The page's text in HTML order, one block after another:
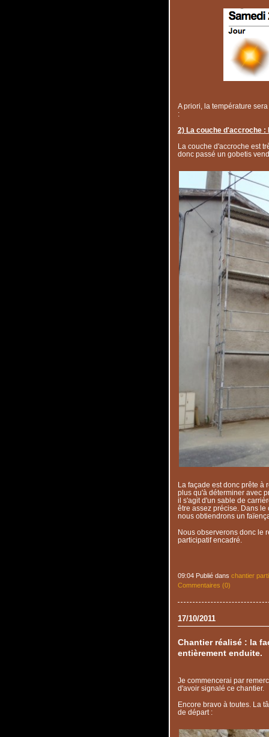
A priori, la température
:
2) La couche d'accroche :
La couche d'accroche est
donc passé un gobetis
La façade est donc prête à
plus qu'à déterminer avec
il s'agit d'un sable de
être assez précise. Dans le
nous obtiendrons un
Nous observerons donc le
participatif encadré.
09:04 Publié dans chantier
Commentaires (0)
17/10/2011
Chantier réalisé : la
entièrement enduite.
Je commencerai par
d'avoir signalé ce chantier.
Encore bravo à toutes. La
de départ :